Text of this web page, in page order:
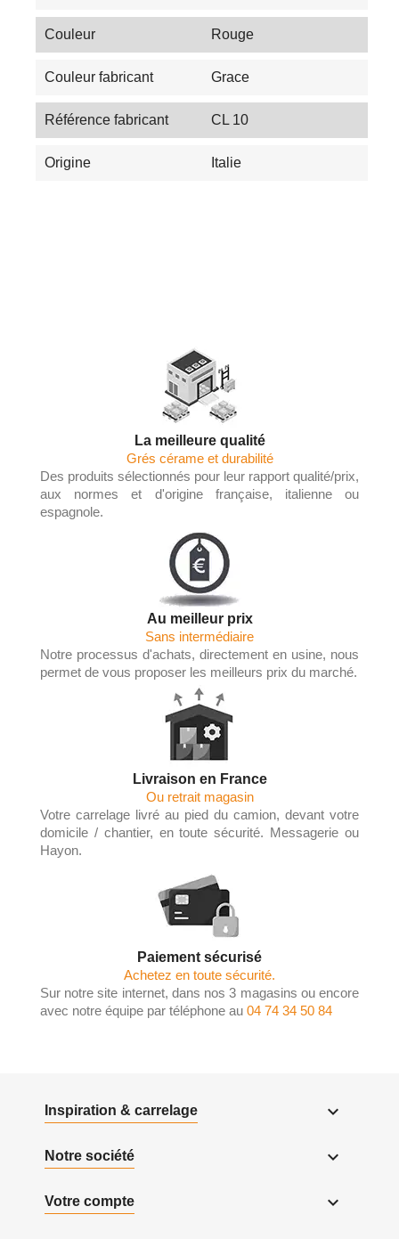
Couleur Rouge
Couleur fabricant Grace
Référence fabricant CL 10
Origine Italie
La meilleure qualité
Grés cérame et durabilité
Des produits sélectionnés pour leur rapport qualité/prix,
aux normes et d'origine française, italienne ou
espagnole.
Au meilleur prix
Sans intermédiaire
Notre processus d'achats, directement en usine, nous
permet de vous proposer les meilleurs prix du marché.
Livraison en France
Ou retrait magasin
Votre carrelage livré au pied du camion, devant votre
domicile / chantier, en toute sécurité. Messagerie ou
Hayon.
Paiement sécurisé
Achetez en toute sécurité.
Sur notre site internet, dans nos 3 magasins ou encore
avec notre équipe par téléphone au 04 74 34 50 84
Inspiration & carrelage 
Notre société 
Votre compte 